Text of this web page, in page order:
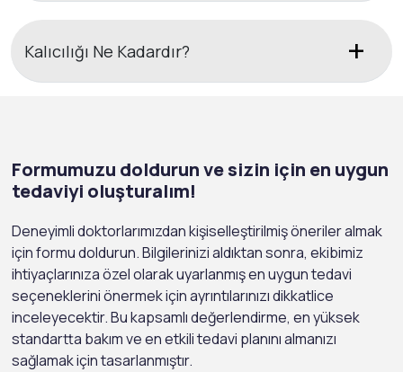
Kalıcılığı Ne Kadardır?
Formumuzu doldurun ve sizin için en uygun
tedaviyi oluşturalım!
Deneyimli doktorlarımızdan kişiselleştirilmiş öneriler almak
için formu doldurun. Bilgilerinizi aldıktan sonra, ekibimiz
ihtiyaçlarınıza özel olarak uyarlanmış en uygun tedavi
seçeneklerini önermek için ayrıntılarınızı dikkatlice
inceleyecektir. Bu kapsamlı değerlendirme, en yüksek
standartta bakım ve en etkili tedavi planını almanızı
sağlamak için tasarlanmıştır.